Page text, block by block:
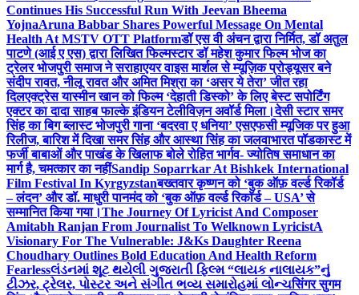
Continues His Successful Run With Jeevan Bheema
YojnaAruna Babbar Shares Powerful Message On Mental
Health At MSTV OTT Platformडॉ एस वी अंचन द्वारा निर्मित, डॉ अतुल
पाटणे (आई ए एस) द्वारा लिखित फिल्मस्टार डॉ महेश कुमार फिल्म भोज का
ट्रेलर भोजपुरी समाज ने सराहाएयर वाइस मार्शल से म्यूज़िक प्रोड्यूसर बने
संदीप रावत, नीलू रावत और अमित मिश्रा का ‘असर ये तेरा’ जीत रहा
दिलएक्ट्रेस यास्मीन खान को फिल्म ‘देहाती डिस्को’ के लिए बेस्ट सपोर्टिंग
एक्टर का दादा साहब फाल्के इंडियन टेलीविज़न अवॉर्ड मिला।देसी स्टार समर
सिंह का बिग ब्लास्ट भोजपुरी गाना ‘बदरवा ए धनिया’ एसएफसी म्यूजिक पर हुआ
रिलीज, बारिश में दिखा समर सिंह और आस्था सिंह का जलवाभारत पॉडकास्ट में
फर्जी बाबाओं और पाखंड के खिलाफ बोले रोहित भार्गव- ज्योतिष समाधान का
मार्ग है, चमत्कार का नहींSandip Soparrkar At Bishkek International
Film Festival In Kyrgyzstanबख्तवार कृष्णन को ‘बुक ऑफ़ वर्ल्ड रिकॉर्ड
– लंदन’ और डॉ. माधुरी पानमंद को ‘बुक ऑफ़ वर्ल्ड रिकॉर्ड – USA’ से
सम्मानित किया गया।The Journey Of Lyricist And Composer
Amitabh Ranjan From Journalist To Welknown LyricistA
Visionary For The Vulnerable: J&Ks Daughter Reena
Choudhary Outlines Bold Education And Health Reform
Fearlessલંડનમાં શૂટ થયેલી ગુજરાતી ફિલ્મ “લાયક નાલાયક”નું
ટીઝર, ટ્રેલર, પોસ્ટર અને સંગીત ભવ્ય સમારોહમાં લોન્ચसिंगर सुगम